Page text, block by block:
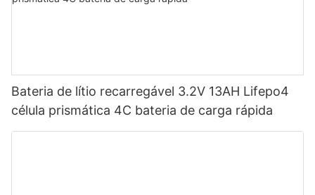
Bateria de lítio recarregável 3.2V 13AH Lifepo4
célula prismática 4C bateria de carga rápida